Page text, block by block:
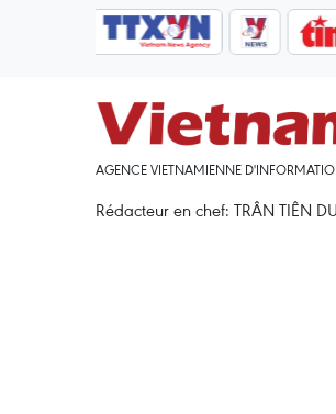
AGENCE VIETNAMIENNE
Rédacteur en chef: TRÂN TIÊN